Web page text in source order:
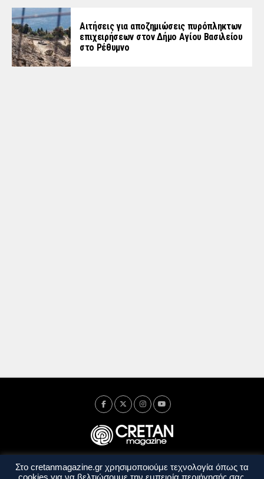
Αιτήσεις για αποζημιώσεις πυρόπληκτων
επιχειρήσεων στον Δήμο Αγίου Βασιλείου
στο Ρέθυμνο
Ταυτότητα Πολιτική Απορρήτου
Όροι Χρήσης
Στο cretanmagazine.gr χρησιμοποιούμε τεχνολογία όπως τα
cookies για να βελτιώσουμε την εμπειρία περιήγησής σας.